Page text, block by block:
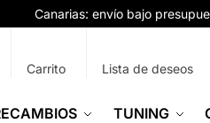
Canarias: envío bajo
Carrito Lista de deseos
TUNING